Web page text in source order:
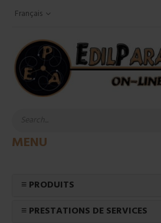
Français
MENU
≡ PRODUITS
≡ PRESTATIONS DE SERVICES